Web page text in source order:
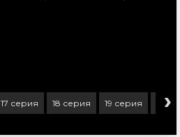
17 серия 18 серия 19 серия 20
›